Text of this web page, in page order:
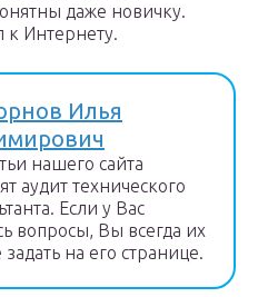
даже новичку.
к Интернету.
Илья
нашего сайта
аудит технического
Если у Вас
вопросы, Вы всегда их
на его странице.